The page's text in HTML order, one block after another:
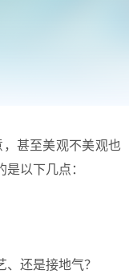
甚至美观不美观也
以下几点：
还是接地气？